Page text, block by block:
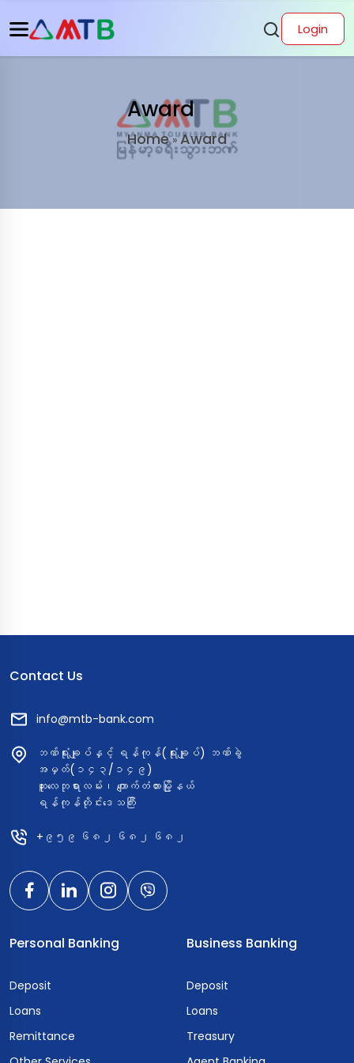
Login
Award
Home»Award
Contact Us
info@mtb-bank.com
ဘဏ်ရုံးချုပ်နှင့် ရန်ကုန်(ရုံးချုပ်) ဘဏ်ခွဲ
အမှတ်(၁၄၃/၁၄၉)
ဆူးလေဘုရားလမ်း၊ ကျောက်တံတားမြို့နယ်
ရန်ကုန်တိုင်းဒေသကြီး
+၉၅၉ ၆၈၂ ၆၈၂ ၆၈၂
Personal Banking
Deposit
Loans
Remittance
Business Banking
Deposit
Loans
Treasury